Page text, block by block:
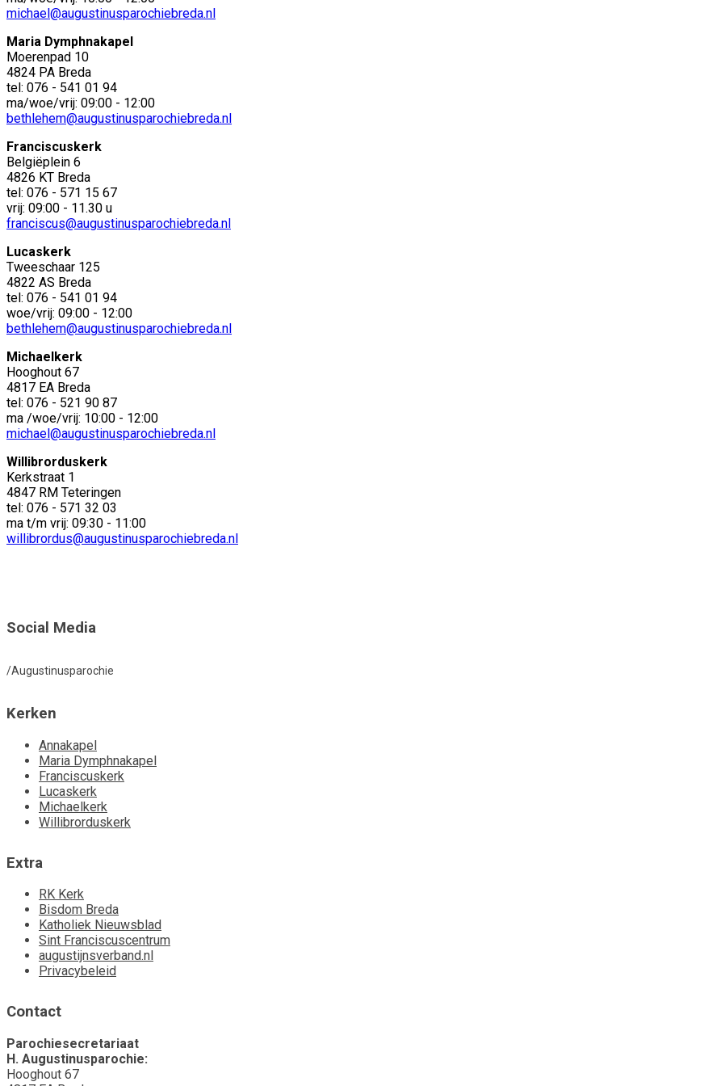
michael@augustinusparochiebreda.nl
Maria Dymphnakapel
Moerenpad 10
4824 PA Breda
tel: 076 - 541 01 94
ma/woe/vrij: 09:00 - 12:00
bethlehem@augustinusparochiebreda.nl
Franciscuskerk
Belgiëplein 6
4826 KT Breda
tel: 076 - 571 15 67
vrij: 09:00 - 11.30 u
franciscus@augustinusparochiebreda.nl
Lucaskerk
Tweeschaar 125
4822 AS Breda
tel: 076 - 541 01 94
woe/vrij: 09:00 - 12:00
bethlehem@augustinusparochiebreda.nl
Michaelkerk
Hooghout 67
4817 EA Breda
tel: 076 - 521 90 87
ma /woe/vrij: 10:00 - 12:00
michael@augustinusparochiebreda.nl
Willibrorduskerk
Kerkstraat 1
4847 RM Teteringen
tel: 076 - 571 32 03
ma t/m vrij: 09:30 - 11:00
willibrordus@augustinusparochiebreda.nl
Social Media
/Augustinusparochie
Kerken
Annakapel
Maria Dymphnakapel
Franciscuskerk
Lucaskerk
Michaelkerk
Willibrorduskerk
Extra
RK Kerk
Bisdom Breda
Katholiek Nieuwsblad
Sint Franciscuscentrum
augustijnsverband.nl
Privacybeleid
Contact
Parochiesecretariaat
H. Augustinusparochie:
Hooghout 67